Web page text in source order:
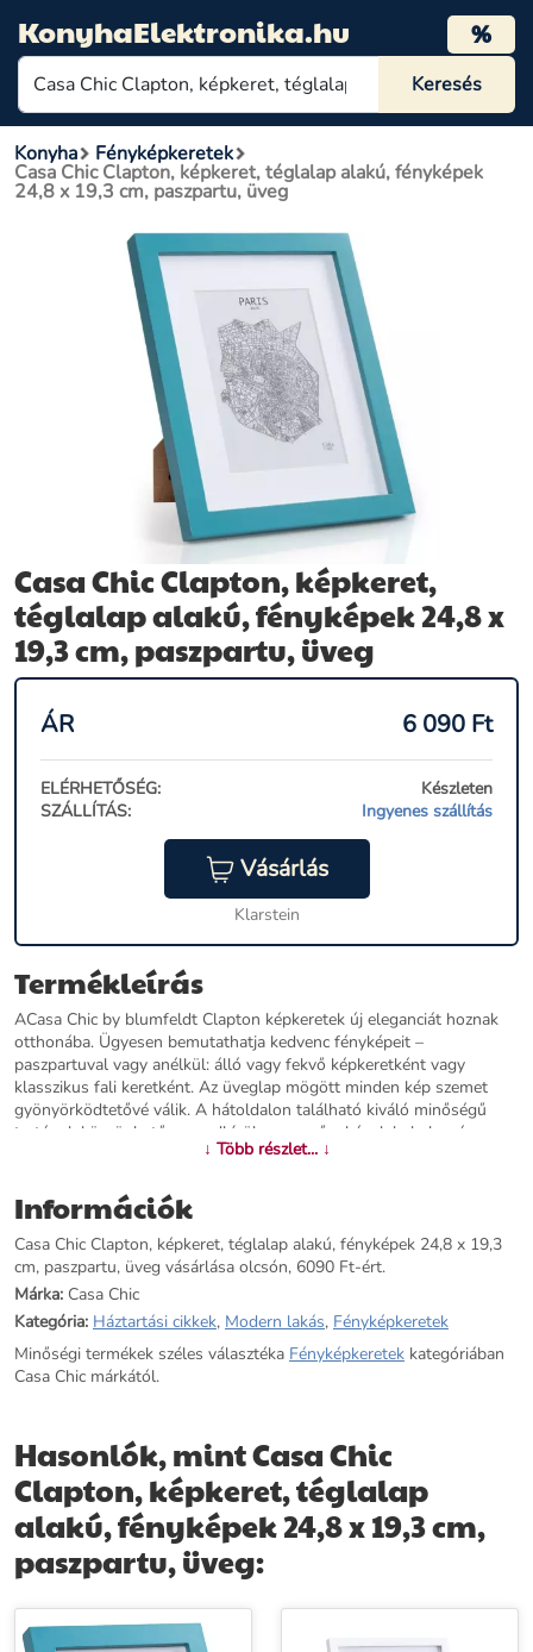
KonyhaElektronika.hu %
Konyha Fényképkeretek
Casa Chic Clapton, képkeret, téglalap alakú, fényképek
24,8 x 19,3 cm, paszpartu, üveg
Casa Chic Clapton, képkeret,
téglalap alakú, fényképek 24,8 x
19,3 cm, paszpartu, üveg
ÁR 6 090 Ft
ELÉRHETŐSÉG:
Készleten
SZÁLLÍTÁS:
Ingyenes szállítás
Vásárlás
Klarstein
Termékleírás
ACasa Chic by blumfeldt Clapton képkeretek új eleganciát hoznak
otthonába. Ügyesen bemutathatja kedvenc fényképeit –
paszpartuval vagy anélkül: álló vagy fekvő képkeretként vagy
klasszikus fali keretként. Az üveglap mögött minden kép szemet
gyönyörködtetővé válik. A hátoldalon található kiváló minőségű
tartónak köszönhetően rendkívül egyszerű a képek behelyezése
vagy cseréje. Egy gyönyörű otthon emlékeinek: A Casa Chic by
↓ Több részlet... ↓
Információk
Casa Chic Clapton, képkeret, téglalap alakú, fényképek 24,8 x 19,3
cm, paszpartu, üveg vásárlása olcsón, 6090 Ft-ért.
Márka: Casa Chic
Kategória: Háztartási cikkek, Modern lakás, Fényképkeretek
Minőségi termékek széles választéka Fényképkeretek kategóriában
Casa Chic márkától.
Hasonlók, mint Casa Chic
Clapton, képkeret, téglalap
alakú, fényképek 24,8 x 19,3 cm,
paszpartu, üveg: